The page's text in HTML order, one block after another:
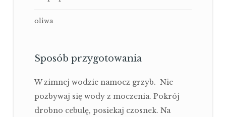
oliwa
Sposób przygotowania
W zimnej wodzie namocz grzyb. Nie
pozbywaj się wody z moczenia. Pokrój
drobno cebulę, posiekaj czosnek. Na